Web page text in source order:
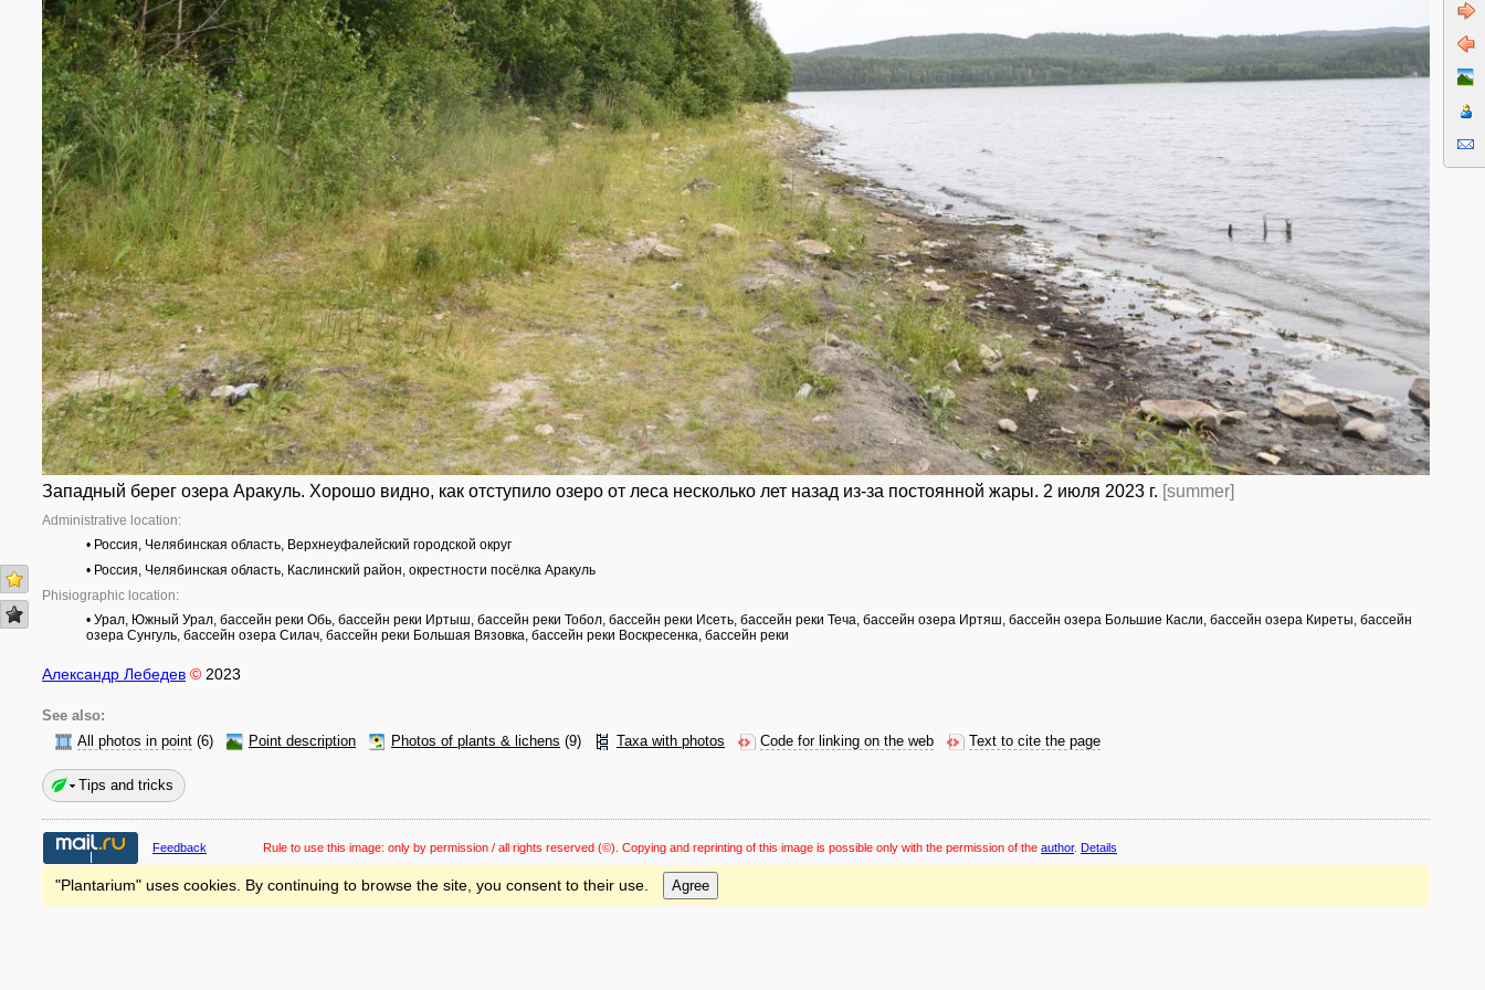
Западный берег озера Аракуль. Хорошо видно, как отступило озеро от леса несколько лет назад из-за постоянной жары. 2 июля 2023 г. [summer]
Administrative location:
• Россия, Челябинская область, Верхнеуфалейский городской округ
• Россия, Челябинская область, Каслинский район, окрестности посёлка Аракуль
Phisiographic location:
• Урал, Южный Урал, бассейн реки Обь, бассейн реки Иртыш, бассейн реки Тобол, бассейн реки Исеть, бассейн реки Теча, бассейн озера Иртяш, бассейн озера Большие Касли, бассейн озера Киреты, бассейн
озера Сунгуль, бассейн озера Силач, бассейн реки Большая Вязовка, бассейн реки Воскресенка, бассейн реки
Александр Лебедев © 2023
See also:
All photos in point (6) Point description Photos of plants & lichens (9) Taxa with photos Code for linking on the web Text to cite the page
Tips and tricks
Feedback Rule to use this image: only by permission / all rights reserved (©). Copying and reprinting of this image is possible only with the permission of the author. Details
"Plantarium" uses cookies. By continuing to browse the site, you consent to their use. Agree